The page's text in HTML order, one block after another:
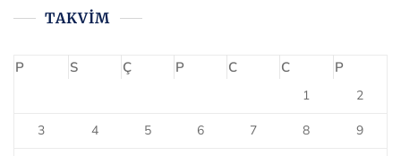
teşekkür ederiz.
TAKVIM
P S Ç P C C P
1 2
3 4 5 6 7 8 9